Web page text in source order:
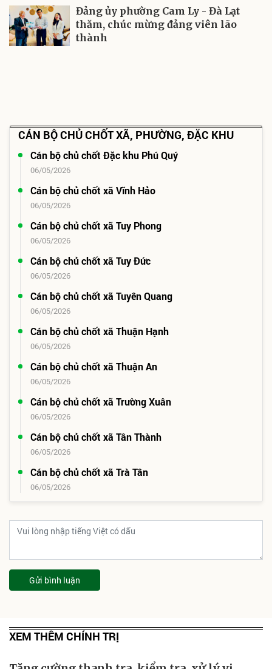
Đảng ủy phường Cam Ly - Đà Lạt
thăm, chúc mừng đảng viên lão
thành
CÁN BỘ CHỦ CHỐT XÃ, PHƯỜNG, ĐẶC KHU
Cán bộ chủ chốt Đặc khu Phú Quý
06/05/2026
Cán bộ chủ chốt xã Vĩnh Hảo
06/05/2026
Cán bộ chủ chốt xã Tuy Phong
06/05/2026
Cán bộ chủ chốt xã Tuy Đức
06/05/2026
Cán bộ chủ chốt xã Tuyên Quang
06/05/2026
Cán bộ chủ chốt xã Thuận Hạnh
06/05/2026
Cán bộ chủ chốt xã Thuận An
06/05/2026
Cán bộ chủ chốt xã Trường Xuân
06/05/2026
Cán bộ chủ chốt xã Tân Thành
06/05/2026
Cán bộ chủ chốt xã Trà Tân
06/05/2026
Gửi bình luận
XEM THÊM CHÍNH TRỊ